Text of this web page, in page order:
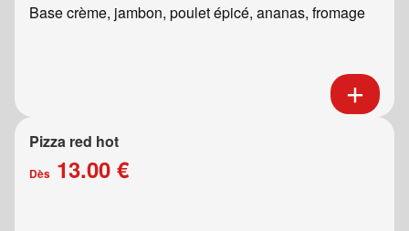
Base crème, jambon, poulet épicé, ananas, fromage
Pizza red hot
Dès 13.00 €